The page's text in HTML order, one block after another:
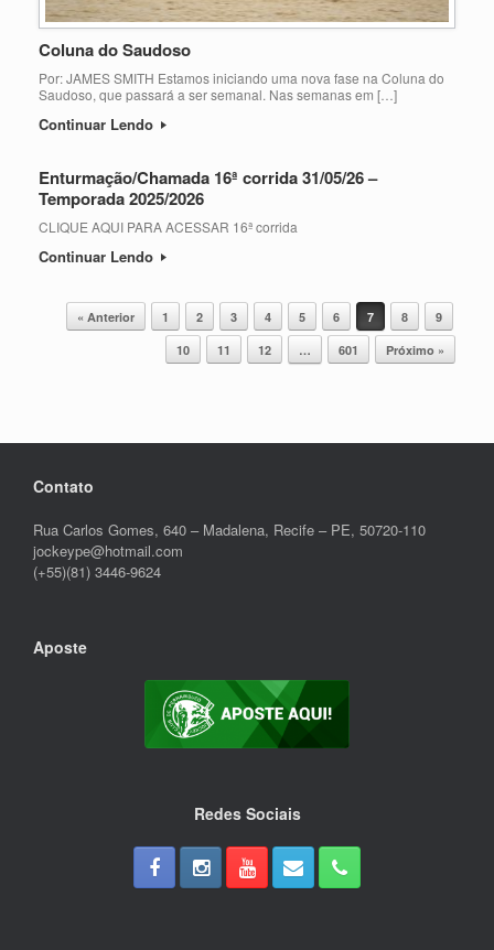
Coluna do Saudoso
Por: JAMES SMITH Estamos iniciando uma nova fase na Coluna do
Saudoso, que passará a ser semanal. Nas semanas em […]
Continuar Lendo
Enturmação/Chamada 16ª corrida 31/05/26 –
Temporada 2025/2026
CLIQUE AQUI PARA ACESSAR 16ª corrida
Continuar Lendo
Post navigation
« Anterior 1 2 3 4 5 6 7 8
9
10
11 12 … 601 Próximo »
Contato
Rua Carlos Gomes, 640 – Madalena, Recife – PE, 50720-110
jockeype@hotmail.com
(+55)(81) 3446-9624
Aposte
Redes Sociais